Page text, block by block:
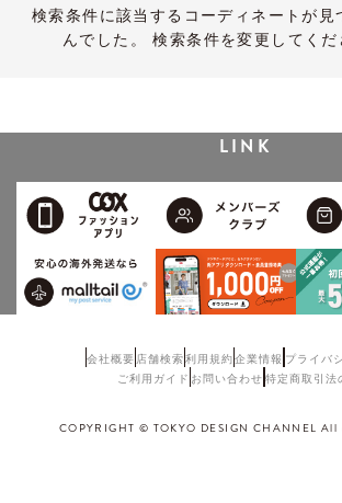
検索条件に該当するコーディネートが見
んでした。 検索条件を変更してくだ
LINK
会社概要 店舗検索利用規約企業情報 プライバ
ご利用ガイド お問い合わせ 特定商取引法
COPYRIGHT © TOKYO DESIGN CHANNEL All